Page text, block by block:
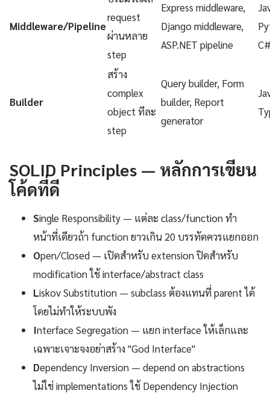
Middleware/Pipeline
request
ผ่านหลาย
step
Express middleware,
Django middleware,
ASP.NET pipeline
Builder
สร้าง
complex
object ทีละ
step
Query builder, Form
builder, Report
generator
SOLID Principles — หลักการเขียน
โค้ดที่ดี
Single Responsibility — แต่ละ class/function ทำ
หน้าที่เดียวถ้า function ยาวเกิน 20 บรรทัดควรแยกออก
Open/Closed — เปิดสำหรับ extension ปิดสำหรับ
modification ใช้ interface/abstract class
Liskov Substitution — subclass ต้องแทนที่ parent ได้
โดยไม่ทำให้ระบบพัง
Interface Segregation — แยก interface ให้เล็กและ
เฉพาะเจาะจงอย่าสร้าง "God Interface"
Dependency Inversion — depend on abstractions
ไม่ใช่ implementations ใช้ Dependency Injection